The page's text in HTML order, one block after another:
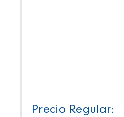
Precio Regular: